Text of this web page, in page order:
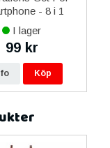
- 8 i 1
I lager
99 kr
Köp